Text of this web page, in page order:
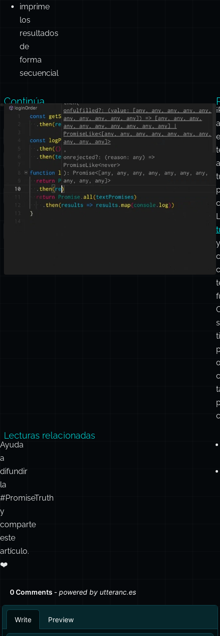
imprime
los
resultados
de
forma
secuencial
Continúa
sustituyendo
.reduce()
logPromise()
por
un
Promise.all
a
y
Ayuda
a
difundir
la
#PromiseTruth
y
comparte
este
artículo.
❤️
Lecturas relacionadas